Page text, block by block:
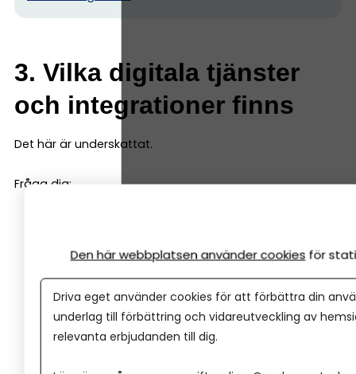
3. Vilka digitala tjänster
och integrationer finns
Det här är underskattat.
Fråga dig:
Har de en smidig app för företagare?
Är det enkelt att attestera betalningar (om du nu
gör det via banken)?
Hur fungerar Swish, kort och e-handel? Vilka
betallösningar är integrerade?
Den här webbplatsen använder cookies för
Driva eget använder cookies för att förbättra din
underlag till förbättring och vidareutveckling av
relevanta erbjudanden till dig.